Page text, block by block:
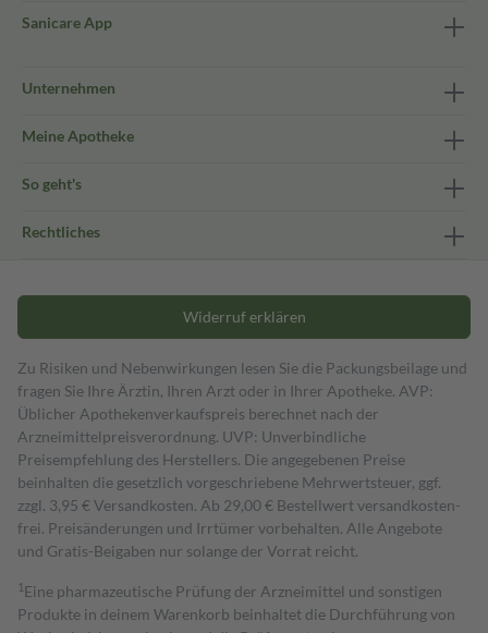
Sanicare App
Unternehmen
Meine Apotheke
So geht's
Rechtliches
Widerruf erklären
Zu Risiken und Nebenwirkungen lesen Sie die Packungsbeilage und
fragen Sie Ihre Ärztin, Ihren Arzt oder in Ihrer Apotheke. AVP:
Üblicher Apothekenverkaufspreis berechnet nach der
Arzneimittelpreisverordnung. UVP: Unverbindliche
Preisempfehlung des Herstellers. Die angegebenen Preise
beinhalten die gesetzlich vorgeschriebene Mehrwertsteuer, ggf.
zzgl. 3,95 € Versandkosten. Ab 29,00 € Bestell­wert versand­kosten­
frei. Preisänderungen und Irrtümer vorbehalten. Alle Angebote
und Gratis-Beigaben nur solange der Vorrat reicht.
1 Eine pharmazeutische Prüfung der Arzneimittel und sonstigen
Produkte in deinem Warenkorb beinhaltet die Durchführung von